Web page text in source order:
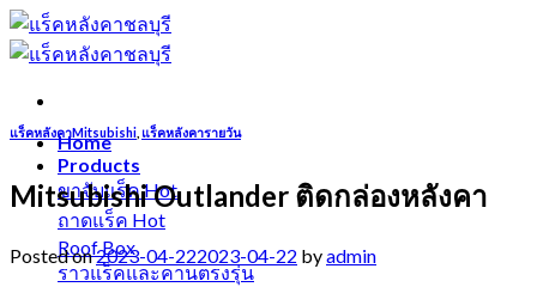
Skip
to
content
Home
Products
ขาจับแร็ค
ถาดแร็ค
Roof Box
ราวแร็คและคานตรงรุ่น
แร็คหลังคาMitsubishi แร็คหลังคารายวัน
Mitsubishi Outlander ติดกล่องหลังคา
Posted on2023-04-222023-04-22 byadmin